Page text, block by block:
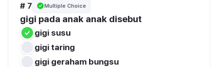
# 7 Multiple Choice
gigi pada anak anak disebut
gigi susu
gigi taring
gigi geraham bungsu